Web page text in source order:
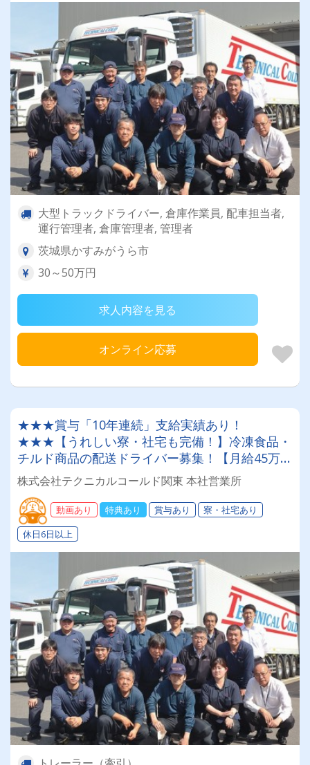
大型トラックドライバー, 倉庫作業員, 配車担当者,
運行管理者, 倉庫管理者, 管理者
茨城県かすみがうら市
30～50万円
求人内容を見る
オンライン応募
★★★賞与「10年連続」支給実績あり！
★★★【うれしい寮・社宅も完備！】冷凍食品・
チルド商品の配送ドライバー募集！【月給45万円
も可能！大型トレーラーでのお仕事】
株式会社テクニカルコールド関東 本社営業所
動画あり 特典あり 賞与あり
寮・社宅あり
休日6日以上